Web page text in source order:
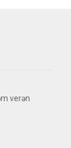
verən